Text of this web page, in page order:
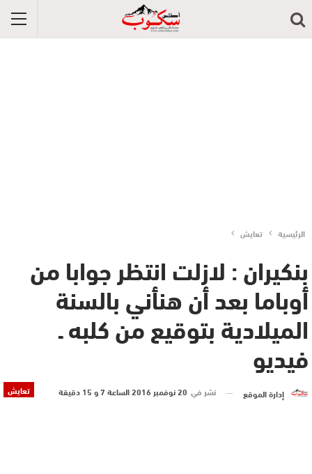
الرئيسية تعايش
بنكيران : لازلت انتظر جوابا من
أوباما بعد أن هنأني بالسنة
الميلادية بتوقيع من كلبه ـ
فيديو
تعايش إدارة الموقع نشر في 20 نوفمبر 2016 الساعة 7 و 15 دقيقة